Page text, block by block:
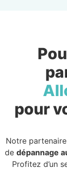
pour
Notre
de dépannage
Profitez d’un